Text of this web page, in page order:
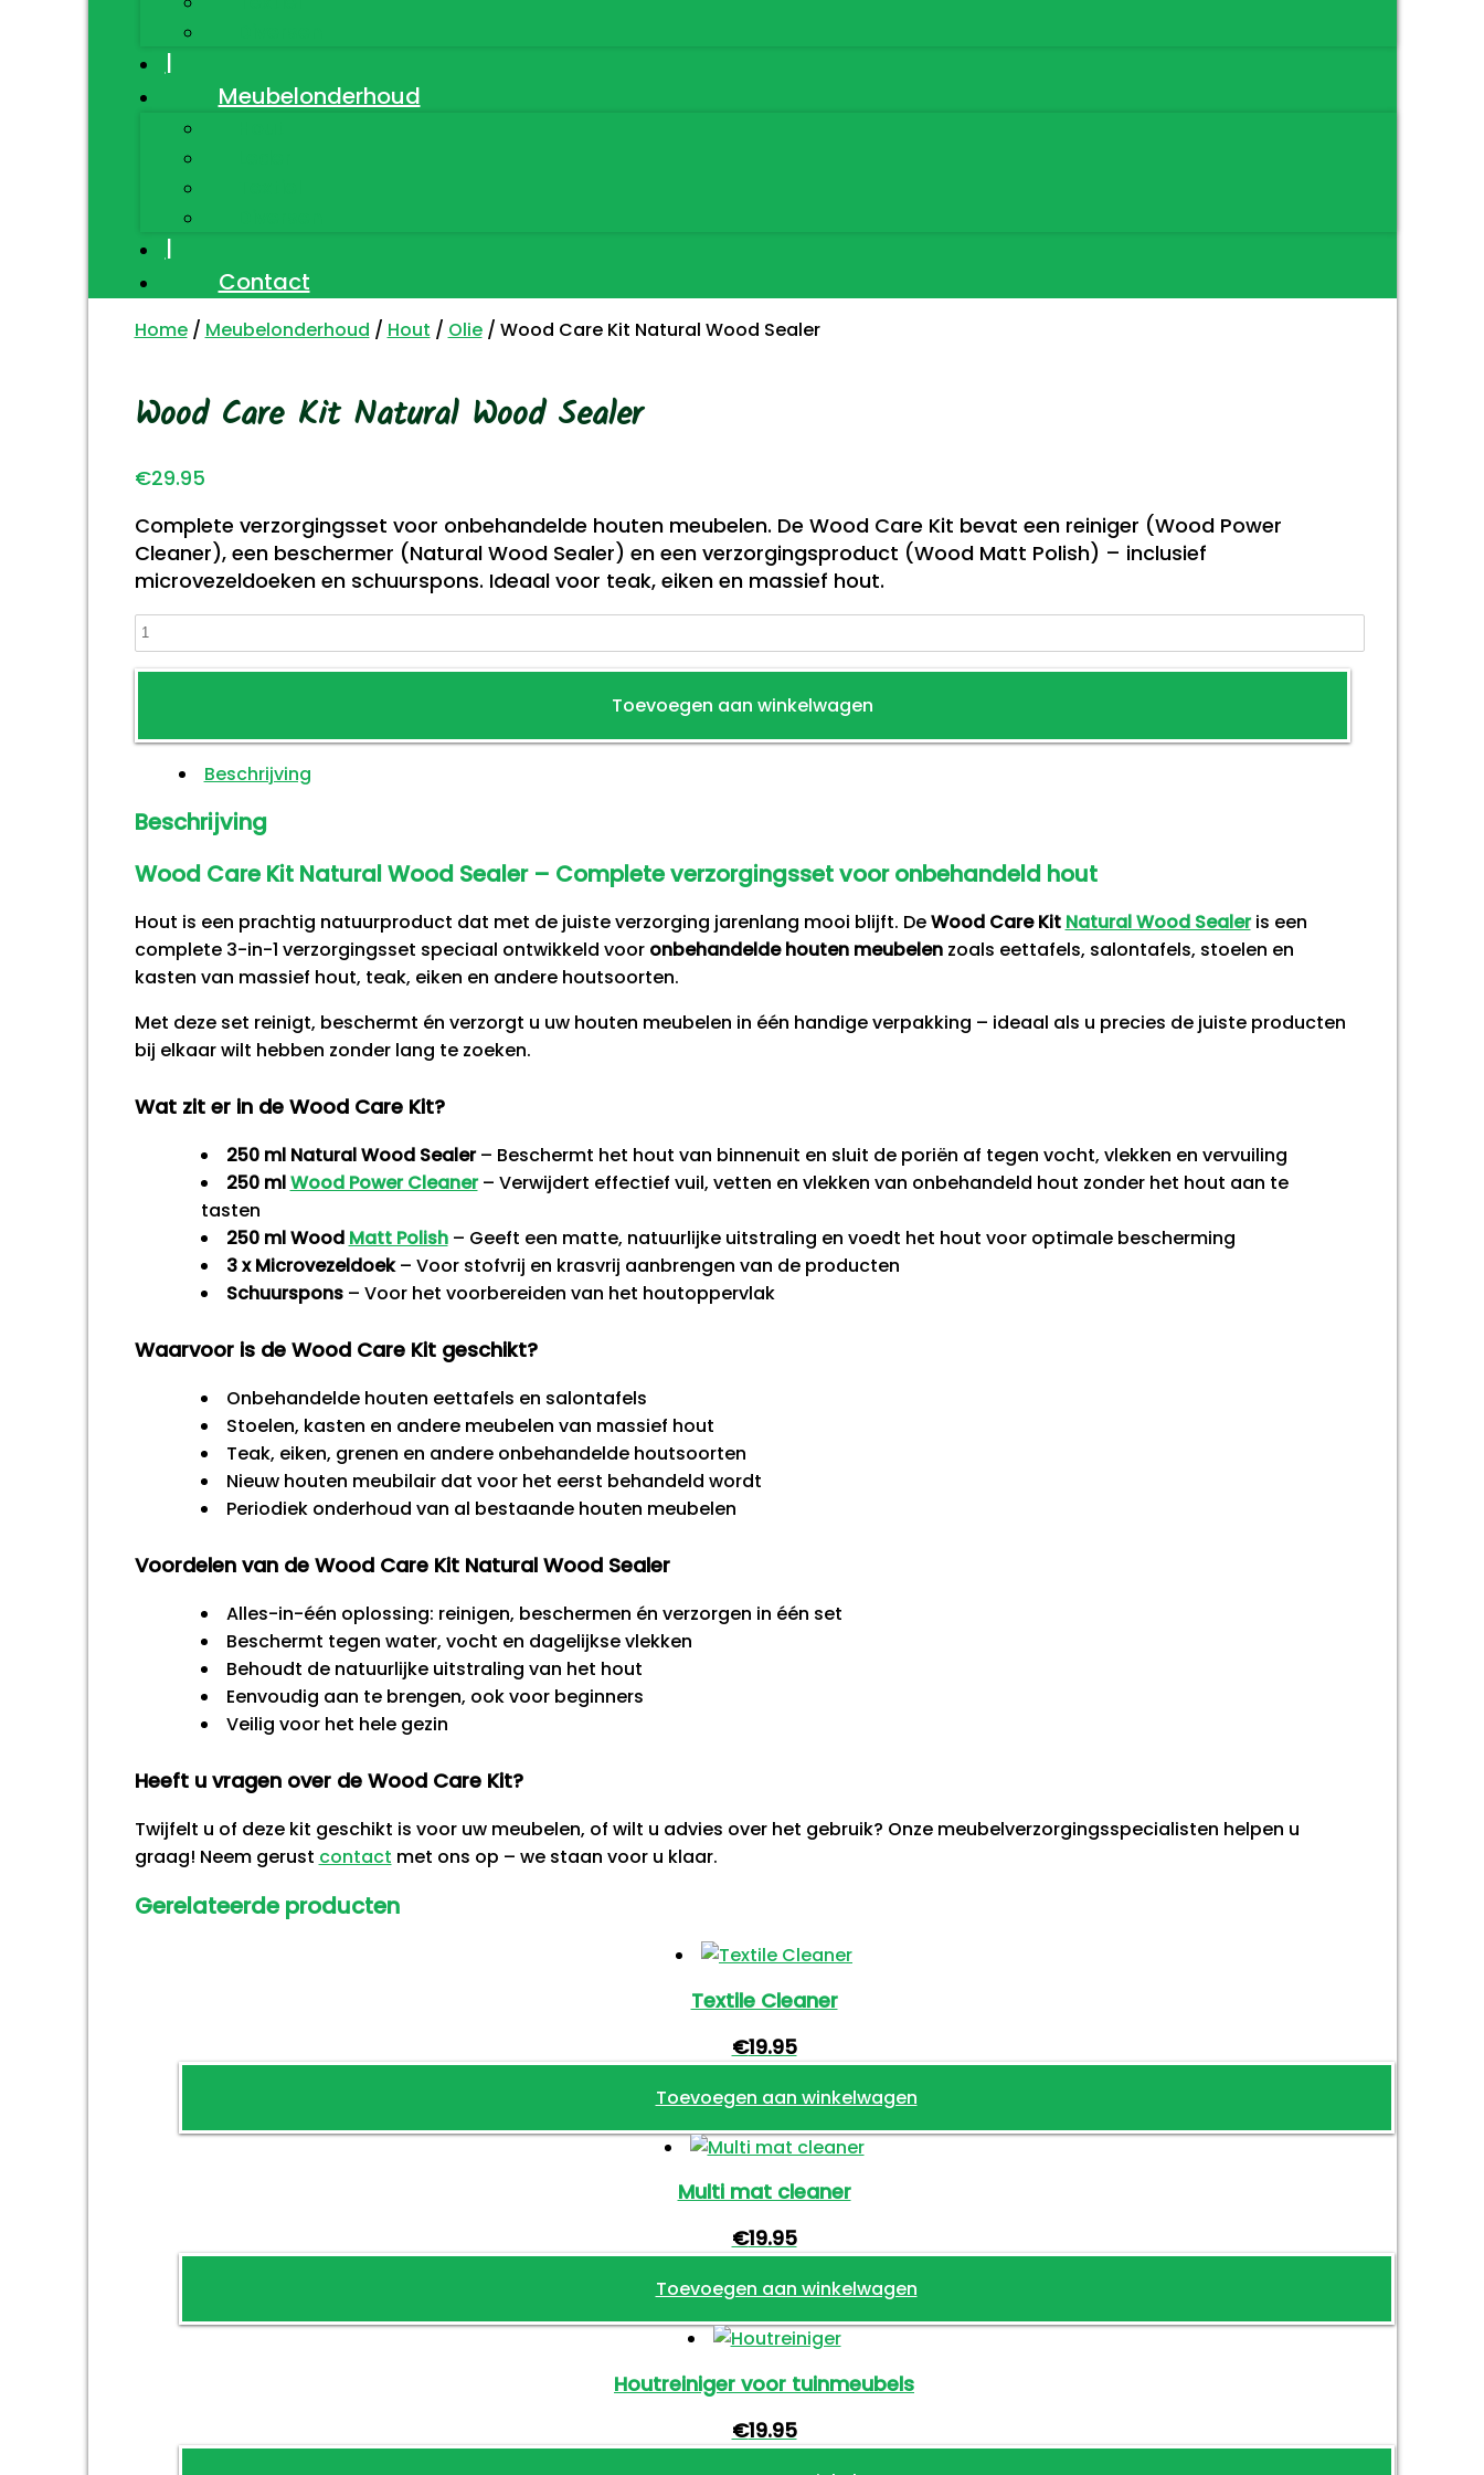
|
Meubelonderhoud
|
Contact
Home/ Meubelonderhoud / Hout / Olie/ Wood Care Kit Natural Wood Sealer
Wood Care Kit Natural Wood Sealer
€29.95
Complete verzorgingsset voor onbehandelde houten meubelen. De Wood Care Kit bevat een reiniger (Wood Power
Cleaner), een beschermer (Natural Wood Sealer) en een verzorgingsproduct (Wood Matt Polish) – inclusief
microvezeldoeken en schuurspons. Ideaal voor teak, eiken en massief hout.
Wood
Care
Wood
Sealer
aantal
Toevoegen aan winkelwagen
Beschrijving
Beschrijving
Wood Care Kit Natural Wood Sealer – Complete verzorgingsset voor onbehandeld hout
Hout is een prachtig natuurproduct dat met de juiste verzorging jarenlang mooi blijft. DeWood Care Kit Natural Wood Sealeris een
complete 3-in-1 verzorgingsset speciaal ontwikkeld voor onbehandelde houten meubelenzoals eettafels, salontafels, stoelen en
kasten van massief hout, teak, eiken en andere houtsoorten.
Met deze set reinigt, beschermt én verzorgt u uw houten meubelen in één handige verpakking – ideaal als u precies de juiste producten
bij elkaar wilt hebben zonder lang te zoeken.
Wat zit er in de Wood Care Kit?
250 ml Natural Wood Sealer– Beschermt het hout van binnenuit en sluit de poriën af tegen vocht, vlekken en vervuiling
250 mlWood Power Cleaner– Verwijdert effectief vuil, vetten en vlekken van onbehandeld hout zonder het hout aan te
tasten
250 ml Wood Matt Polish– Geeft een matte, natuurlijke uitstraling en voedt het hout voor optimale bescherming
3 x Microvezeldoek– Voor stofvrij en krasvrij aanbrengen van de producten
Schuurspons– Voor het voorbereiden van het houtoppervlak
Waarvoor is de Wood Care Kit geschikt?
Onbehandelde houten eettafels en salontafels
Stoelen, kasten en andere meubelen van massief hout
Teak, eiken, grenen en andere onbehandelde houtsoorten
Nieuw houten meubilair dat voor het eerst behandeld wordt
Periodiek onderhoud van al bestaande houten meubelen
Voordelen van de Wood Care Kit Natural Wood Sealer
Alles-in-één oplossing: reinigen, beschermen én verzorgen in één set
Beschermt tegen water, vocht en dagelijkse vlekken
Behoudt de natuurlijke uitstraling van het hout
Eenvoudig aan te brengen, ook voor beginners
Veilig voor het hele gezin
Heeft u vragen over de Wood Care Kit?
Twijfelt u of deze kit geschikt is voor uw meubelen, of wilt u advies over het gebruik? Onze meubelverzorgingsspecialisten helpen u
graag! Neem gerust contact met ons op – we staan voor u klaar.
Gerelateerde producten
Textile Cleaner
€19.95
Toevoegen aan winkelwagen
Multi mat cleaner
€19.95
Toevoegen aan winkelwagen
Houtreiniger voor tuinmeubels
€19.95